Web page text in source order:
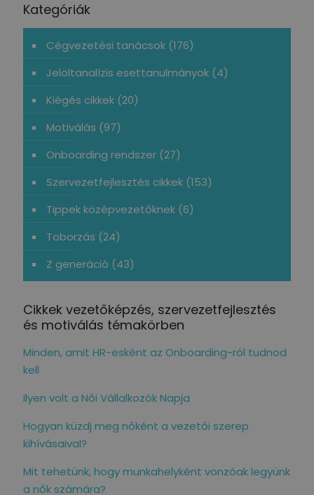
Kategóriák
Cégvezetési tanácsok (176)
Jelöltanalízis esettanulmányok (4)
Kiégés cikkek (20)
Motiválás (97)
Onboarding rendszer (27)
Szervezetfejlesztés cikkek (153)
Tippek középvezetőknek (6)
Toborzás (24)
Z generáció (43)
Cikkek vezetőképzés, szervezetfejlesztés
és motiválás témakörben
Minden, amit HR-esként az Onboarding-ról tudnod
kell
Ilyen volt a Női Vállalkozók Napja
Hogyan küzdj meg nőként a vezetői szerep
kihívásaival?
Mit tehetünk, hogy munkahelyként vonzóak legyünk
a nők számára?